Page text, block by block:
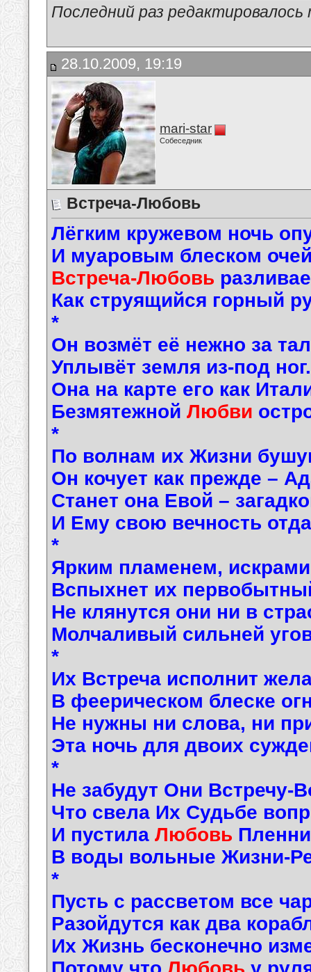
Последний раз
28.10.2009, 19:19
mari-star
Собеседник
Встреча-Любовь
Лёгким кружевом ночь
И муаровым блеском
Встреча-Любовь
Как струящийся горный
*
Он возмёт её нежно за
Уплывёт земля из-под ног.
Она на карте его как
Безмятежной Любви
*
По волнам их Жизни
Он кочует как прежде –
Станет она Евой –
И Ему свою вечность
*
Ярким пламенем,
Вспыхнет их
Не клянутся они ни в
Молчаливый сильней
*
Их Встреча исполнит
В феерическом блеске
Не нужны ни слова, ни
Эта ночь для двоих
*
Не забудут Они Встречу-
Что свела Их Судьбе
И пустила Любовь
В воды вольные Жизни-
*
Пусть с рассветом все
Разойдутся как два
Их Жизнь бесконечно